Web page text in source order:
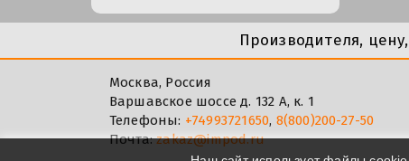
Производителя,
Москва, Россия
Варшавское шоссе д. 132 А, к. 1
Телефоны: +74993721650, 8(800)200-27-50
Почта:zakaz@impod.ru